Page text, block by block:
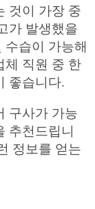
것이 가장 중
가 발생했을
습이 가능해
체 직원 중 한
좋습니다.
구사가 가능
추천드립니
정보를 얻는